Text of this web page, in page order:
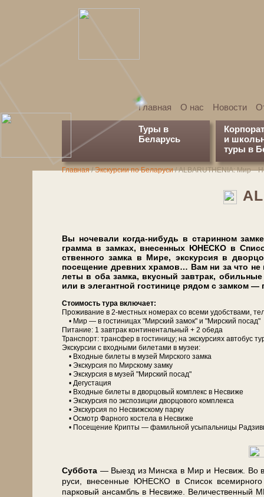
Главная О нас Новости
Туры в
Беларусь
и
туры в
Главная/Экскурсии по Беларуси/АLBARUTHENIA:
Вы ночевали когда-нибудь в ста­рин­ном
грам­ма в замках, вне­сен­ных ЮНЕСКО в
ствен­но­го зам­ка в Мире, экскурсия в
посещение древ­них хра­мов… Вам ни за что
ле­ты в оба зам­ка, вкус­ный завтрак,
или в эле­гант­ной го­сти­ни­це ря­дом с зам­ком
Сто­и­мость ту­ра вклю­ча­ет:
Про­жи­ва­ние в 2-местных но­ме­рах со все­ми удоб­ства­ми,
• Мир — в го­сти­ни­цах "Мирский за­мок" и "Мирский посад"
Питание: 1 завтрак кон­ти­нен­таль­ный + 2 обе­да
Транс­порт: транс­фер в го­сти­ни­цу; на экс­кур­си­ях ав­то­бус
Экскурсии с вход­ны­ми би­ле­та­ми в му­зеи:
• Вход­ные би­ле­ты в му­зей Мир­ско­го зам­ка
• Экс­кур­сия по Мирскому зам­ку
• Экс­кур­сия в му­зей "Мирский посад"
• Де­гу­ста­ция
• Вход­ные би­ле­ты в двор­цо­вый ком­плекс в Не­сви­же
• Экс­кур­сия по экс­по­зи­ции двор­цо­во­го ком­плек­са
• Экс­кур­сия по Несвижскому пар­ку
• Осмотр Фар­но­го ко­сте­ла в Не­сви­же
• По­се­ще­ние Крипты — фамильной усыпальницы
Суб­бо­та — Выезд из Мин­ска в Мир и Не­свиж. Во
ру­си, вне­сен­ные ЮНЕСКО в Спи­сок
парковый ан­самбль в Не­сви­же.